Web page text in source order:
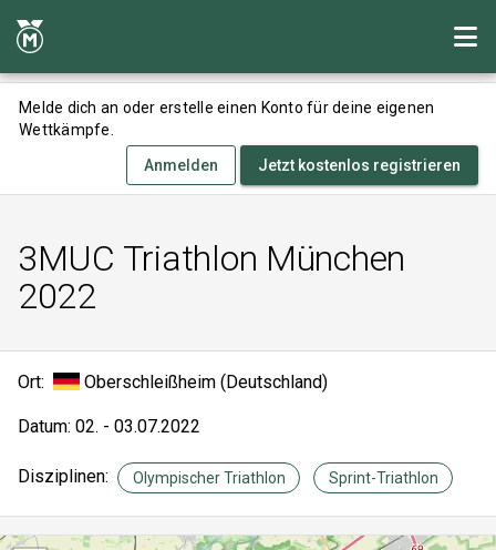
Melde dich an oder erstelle einen Konto für deine eigenen
Wettkämpfe.
Anmelden
Jetzt kostenlos registrieren
3MUC Triathlon München
2022
Ort: Oberschleißheim (Deutschland)
Datum: 02. - 03.07.2022
Disziplinen: Olympischer Triathlon Sprint-Triathlon